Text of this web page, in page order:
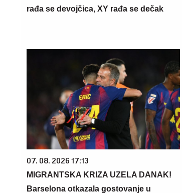
rađa se devojčica, XY rađa se dečak
07. 08. 2026 17:13
MIGRANTSKA KRIZA UZELA DANAK!
Barselona otkazala gostovanje u